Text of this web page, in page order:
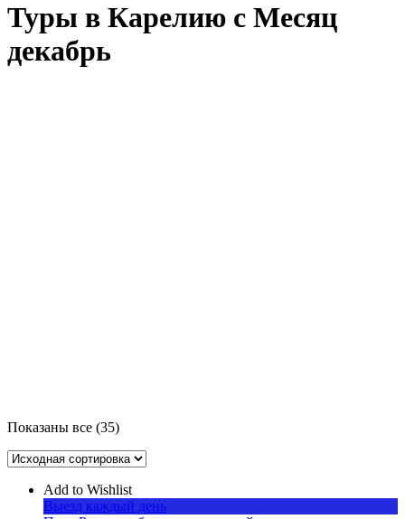
Туры в Карелию с Месяц
декабрь
Показаны все (35)
Add to Wishlist
Выезд каждый день